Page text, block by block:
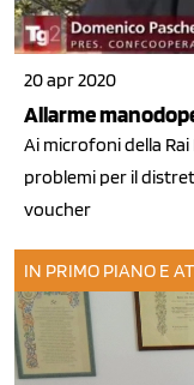
20 apr 2020
Allarme
Ai microfoni della
problemi per il
voucher
IN PRIMO PIANO E